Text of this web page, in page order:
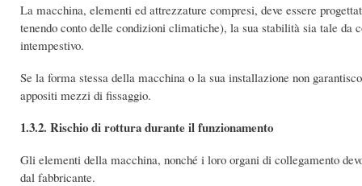
La macchina, elementi ed attrezzature compresi, deve essere
tenendo conto delle condizioni climatiche), la sua stabilità sia tale da
intempestivo.
Se la forma stessa della macchina o la sua installazione non
appositi mezzi di fissaggio.
1.3.2. Rischio di rottura durante il funzionamento
Gli elementi della macchina, nonché i loro organi di collegamento
dal fabbricante.